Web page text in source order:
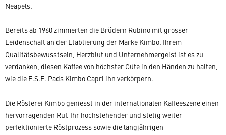
Neapels.
Bereits ab 1960 zimmerten die Brüdern Rubino mit grosser
Leidenschaft an der Etablierung der Marke Kimbo. Ihrem
Qualitätsbewusstsein, Herzblut und Unternehmergeist ist es zu
verdanken, diesen Kaffee von höchster Güte in den Händen zu halten,
wie die E.S.E. Pads Kimbo Capri ihn verkörpern.
Die Rösterei Kimbo geniesst in der internationalen Kaffeeszene einen
hervorragenden Ruf. Ihr hochstehender und stetig weiter
perfektionierte Röstprozess sowie die langjährigen